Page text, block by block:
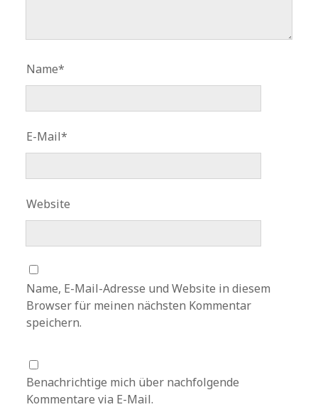
Name*
E-Mail*
Website
Name, E-Mail-Adresse und Website in diesem
Browser für meinen nächsten Kommentar
speichern.
Benachrichtige mich über nachfolgende
Kommentare via E-Mail.